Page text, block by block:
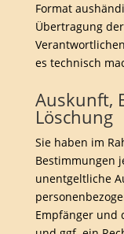
Format
Übertragung
es technisch
Auskunft,
Löschung
Sie haben im
Bestimmungen
unentgeltliche
Empfänger und